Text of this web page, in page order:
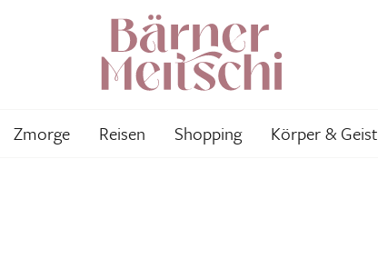
Zmorge Reisen Shopping Körper & Geist